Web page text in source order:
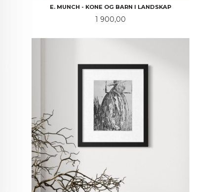
E. MUNCH - KONE OG BARN I LANDSKAP
Pris
1 900,00